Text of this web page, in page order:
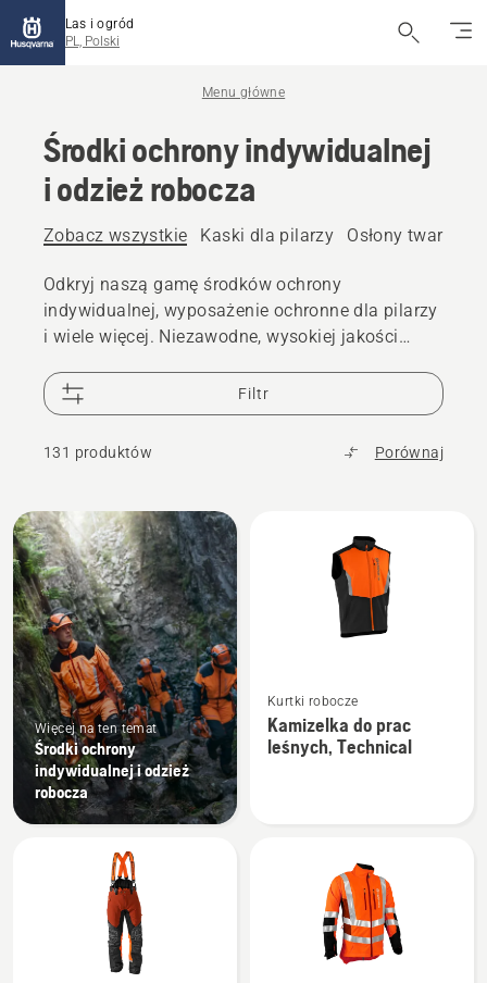
Las i ogród
PL, Polski
Menu główne
Środki ochrony indywidualnej
i odzież robocza
Zobacz wszystkie Kaski dla pilarzy Osłony twarzy i
Odkryj naszą gamę środków ochrony
indywidualnej, wyposażenie ochronne dla pilarzy
i wiele więcej. Niezawodne, wysokiej jakości
wyzwania.
Filtr
131 produktów Porównaj
Wszystkie
produkty
Więcej na ten temat
Środki ochrony
indywidualnej i odzież
robocza
więcej
szczegółów
Technical
Kurtki robocze
Kamizelka do prac
leśnych, Technical